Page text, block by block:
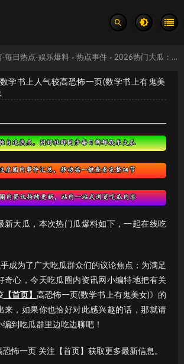
-每日热点-娱乐爆料 > 热点事件 > 2026热门大瓜：数学书上人气较高恐怖一页(数学书上有鬼美女) 真实事件汇总
学书上人气较高恐怖一页(数学书上有鬼美
新大瓜，本次热门瓜爆料如下，一起在线吃
成为了广大吃瓜群众们的议论焦点；为满足
奇心，今天吃瓜圈内资讯网小编特地把有关
【首页】 高恐怖一页(数学书上有鬼美女)》的
来，如果你也恰好对此感兴趣的话，那就请
到吃瓜群里边吃边聊吧！
怖一页 关注【首页】获取更多最新信息。